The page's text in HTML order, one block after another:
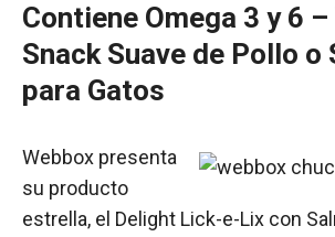
Contiene Omega 3 y 6 –
Snack Suave de Pollo o
para Gatos
Webbox presenta
su producto
estrella, el Delight Lick-e-Lix con